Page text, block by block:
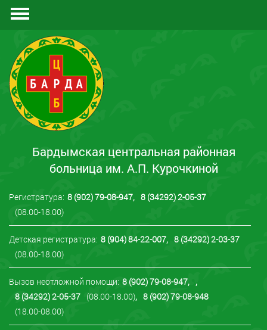
Контакты
Бардымская центральная районная
больница им. А.П. Курочкиной
Регистратура: 8 (902) 79-08-947, 8 (34292) 2-05-37
(08.00-18.00)
Детская регистратура: 8 (904) 84-22-007, 8 (34292) 2-03-37
(08.00-18.00)
Вызов неотложной помощи: 8 (902) 79-08-947, ,
8 (34292) 2-05-37 (08.00-18.00), 8 (902) 79-08-948
(18.00-08.00)